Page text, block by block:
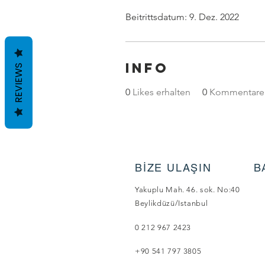
Beitrittsdatum: 9. Dez. 2022
Info
0 Likes erhalten 0
BİZE ULAŞIN
Yakuplu Mah. 46. sok. No:40
Beylikdüzü/Istanbul
0 212 967 2423
+90 541 797 3805
REVIEWS